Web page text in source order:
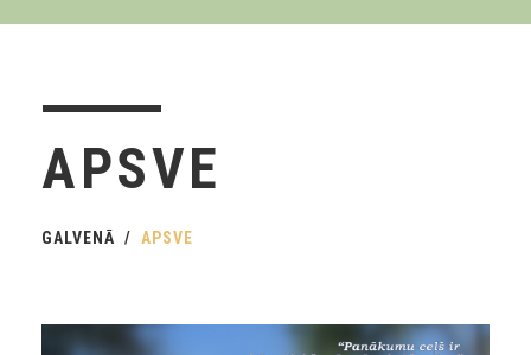
APSVE
GALVENĀ APSVE